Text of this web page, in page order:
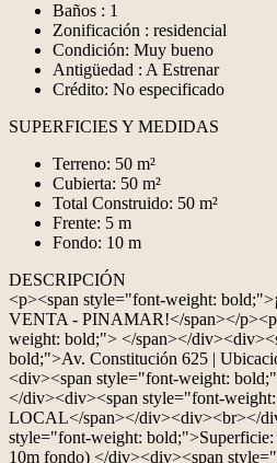
Baños : 1
Zonificación : residencial
Condición: Muy bueno
Antigüedad : A Estrenar
Crédito: No especificado
SUPERFICIES Y MEDIDAS
Terreno: 50 m²
Cubierta: 50 m²
Total Construido: 50 m²
Frente: 5 m
Fondo: 10 m
DESCRIPCIÓN
<p><span style="font-weight:
VENTA - PINAMAR!</span></
weight: bold;"> </span></
bold;">Av. Constitución 625 |
<div><span style="font-weight:
</div><div><span style="font-
LOCAL</span></div><div><br></
style="font-weight: bold;">Superficie:
10m fondo) </div><div><span